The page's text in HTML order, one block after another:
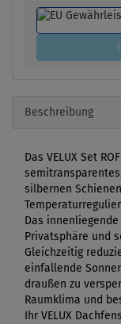
Beschreibung
Das VELUX Set
silbernen
Das
Privatsphäre und
Gleichzeitig
einfallende
draußen zu
Raumklima und
Ihr VELUX